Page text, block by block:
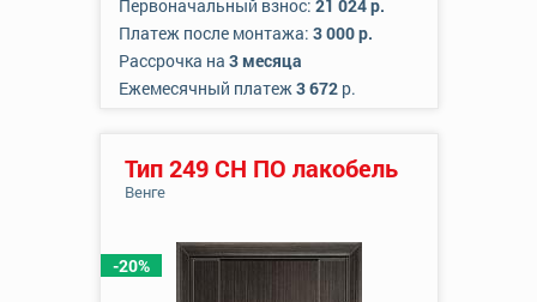
Первоначальный взнос: 21 024 р.
Платеж после монтажа: 3 000 р.
Рассрочка на 3 месяца
Ежемесячный платеж3 672р.
-20%
Тип 249 СН ПО лакобель
Венге